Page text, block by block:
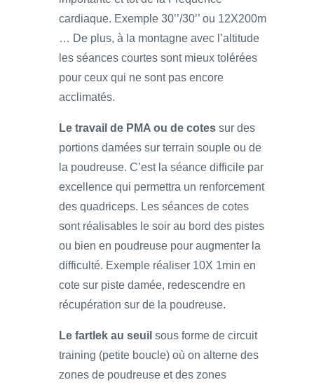
cardiaque. Exemple 30’’/30’’ ou 12X200m
… De plus, à la montagne avec l’altitude
les séances courtes sont mieux tolérées
pour ceux qui ne sont pas encore
acclimatés.
Le travail de PMA ou de cotes sur des
portions damées sur terrain souple ou de
la poudreuse. C’est la séance difficile par
excellence qui permettra un renforcement
des quadriceps. Les séances de cotes
sont réalisables le soir au bord des pistes
ou bien en poudreuse pour augmenter la
difficulté. Exemple réaliser 10X 1min en
cote sur piste damée, redescendre en
récupération sur de la poudreuse.
Le fartlek au seuil sous forme de circuit
training (petite boucle) où on alterne des
zones de poudreuse et des zones